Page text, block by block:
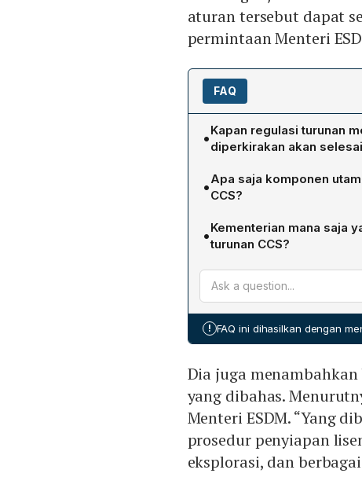
aturan tersebut dapat
permintaan Menteri
FAQ
•Kapan regulasi turunan
diperkirakan akan
Menurut Direktur Teknik
turunan CCS sedang
Menteri ESDM Arifin Tasrif.
•Apa saja komponen
CCS?
Aturan turunan akan
penyiapan lisensi karbon,
mempertimbangkan
atau dibagi menjadi dua
•Kementerian mana saja
turunan CCS?
Selain Kementerian ESDM,
Hidup dan Kehutanan,
Kementerian Agraria dan
dan Energi.
! FAQ ini dihasilkan dengan
Dia juga
yang dibahas.
Menteri ESDM. “Yang
prosedur penyiapan
eksplorasi, dan